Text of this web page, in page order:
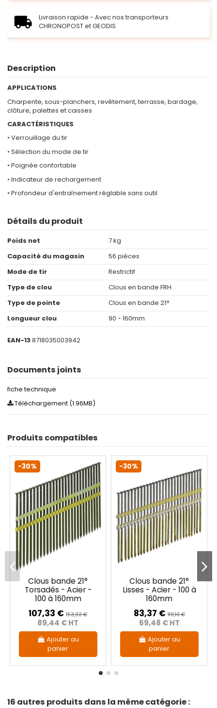
Livraison rapide - Avec nos transporteurs
CHRONOPOST et GEODIS
Description
APPLICATIONS
Charpente, sous-planchers, revêtement, terrasse, bardage,
clôture, palettes et caisses
CARACTÉRISTIQUES
• Verrouillage du tir
• Sélection du mode de tir
• Poignée confortable
• Indicateur de rechargement
• Profondeur d'entraînement réglable sans outil
Détails du produit
Poids net
7 kg
Capacité du magasin
56 pièces
Mode de tir
Restrictif
Type de clou
Clous en bande FRH
Type de pointe
Clous en bande 21°
Longueur clou
90 - 160mm
EAN-138718035003942
Documents joints
fiche technique
Téléchargement (1.96MB)
Produits compatibles
-30%
Clous bande 21°
Torsadés - Acier -
100 à 160mm
107,33 € 153,32 €
89,44 € HT
Ajouter au
panier
-30%
Clous bande 21°
Lisses - Acier - 100 à
160mm
83,37 €119,10 €
69,48 € HT
Ajouter au
panier
16 autres produits dans la même catégorie :